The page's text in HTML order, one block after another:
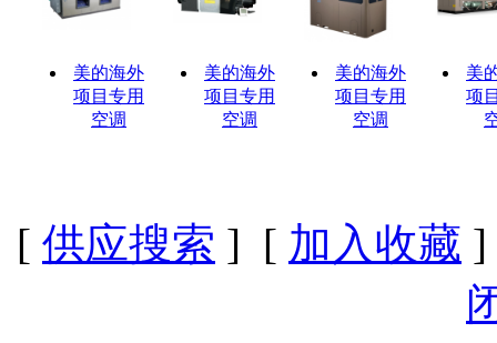
美的海外
项目专用
空调
美的海外
项目专用
空调
美的海外
项目专用
空调
美
项
[ 供应搜索 ] [ 加入收藏